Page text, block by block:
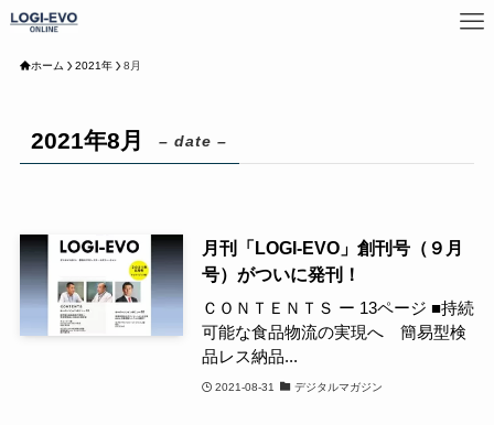
ホーム 2021年 8月
2021年8月 – date –
月刊「LOGI-EVO」創刊号（９月
号）がついに発刊！
ＣＯＮＴＥＮＴＳ ー 13ページ ■持続
可能な食品物流の実現へ 簡易型検
品レス納品...
2021-08-31 デジタルマガジン